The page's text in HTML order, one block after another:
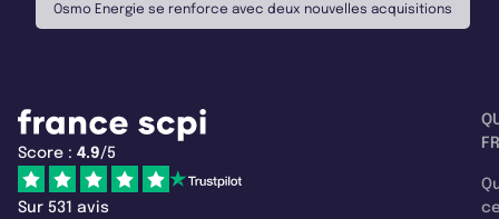
Osmo Energie se renforce avec deux nouvelles acquisitions
Score : 4.9/5
Sur 531 avis